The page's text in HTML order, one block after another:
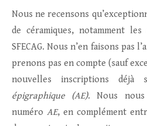
Nous ne recensons
de céramiques, notamment
SFECAG. Nous n’en faisons pas
prenons pas en compte (sauf
nouvelles inscriptions déjà
épigraphique (AE). Nous nous
numéro AE, en complément